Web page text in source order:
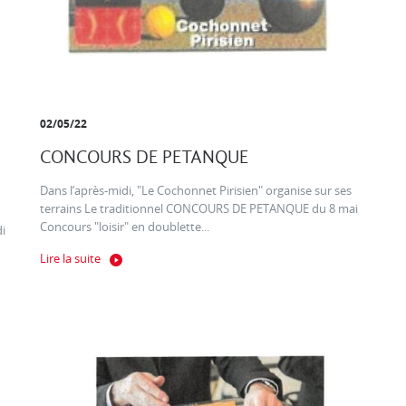
02/05/22
CONCOURS DE PETANQUE
Dans l’après-midi, "Le Cochonnet Pirisien" organise sur ses
terrains Le traditionnel CONCOURS DE PETANQUE du 8 mai
Concours "loisir" en doublette...
Lire la suite